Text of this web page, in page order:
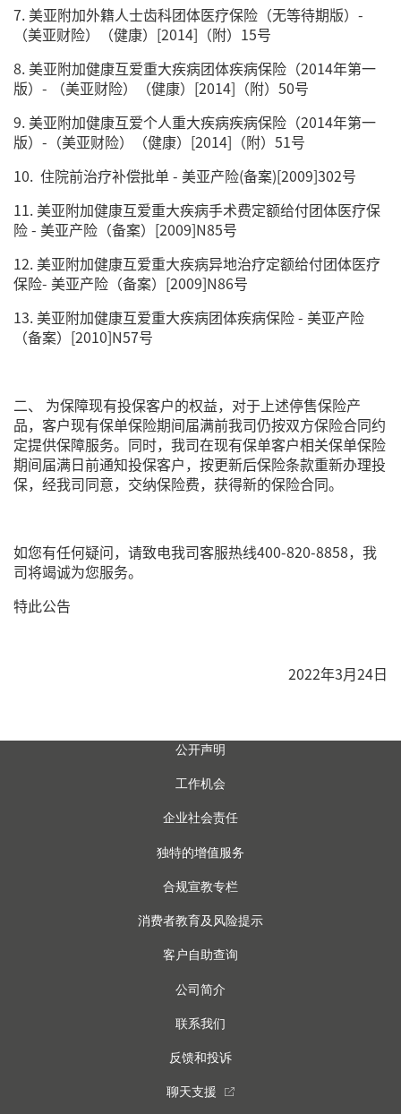
7. 美亚附加外籍人士齿科团体医疗保险（无等待期版）-
（美亚财险）（健康）[2014]（附）15号
8. 美亚附加健康互爱重大疾病团体疾病保险（2014年第一
版）- （美亚财险）（健康）[2014]（附）50号
9. 美亚附加健康互爱个人重大疾病疾病保险（2014年第一
版）-（美亚财险）（健康）[2014]（附）51号
10. 住院前治疗补偿批单 - 美亚产险(备案)[2009]302号
11. 美亚附加健康互爱重大疾病手术费定额给付团体医疗保
险 - 美亚产险（备案）[2009]N85号
12. 美亚附加健康互爱重大疾病异地治疗定额给付团体医疗
保险- 美亚产险（备案）[2009]N86号
13. 美亚附加健康互爱重大疾病团体疾病保险 - 美亚产险
（备案）[2010]N57号
二、 为保障现有投保客户的权益，对于上述停售保险产
品，客户现有保单保险期间届满前我司仍按双方保险合同约
定提供保障服务。同时，我司在现有保单客户相关保单保险
期间届满日前通知投保客户，按更新后保险条款重新办理投
保，经我司同意，交纳保险费，获得新的保险合同。
如您有任何疑问，请致电我司客服热线400-820-8858，我
司将竭诚为您服务。
特此公告
2022年3月24日
公开声明
工作机会
企业社会责任
独特的增值服务
合规宣教专栏
消费者教育及风险提示
客户自助查询
公司简介
联系我们
反馈和投诉
聊天支援 external_link